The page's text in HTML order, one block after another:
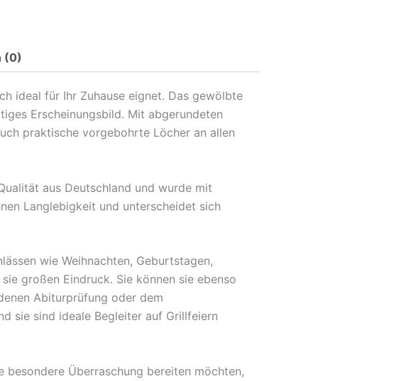
(0)
ideal für Ihr Zuhause eignet. Das gewölbte
Erscheinungsbild. Mit abgerundeten
praktische vorgebohrte Löcher an allen
aus Deutschland und wurde mit
Langlebigkeit und unterscheidet sich
wie Weihnachten, Geburtstagen,
großen Eindruck. Sie können sie ebenso
Abiturprüfung oder dem
sie sind ideale Begleiter auf Grillfeiern
besondere Überraschung bereiten möchten,